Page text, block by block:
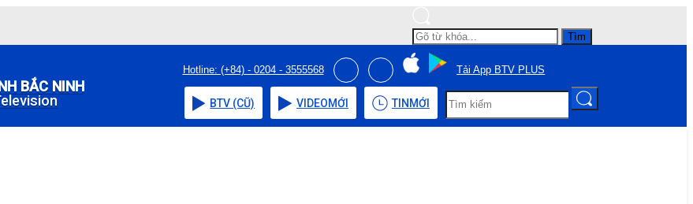
Tìm
BẮC NINH
Hotline: (+84) - 0204 - 3555568 Tải App BTV PLUS
BTV (CŨ) VIDEOMỚI TIN MỚI